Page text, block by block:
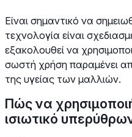
Είναι σημαντικό να
τεχνολογία είναι
εξακολουθεί να
σωστή χρήση παραμένει
της υγείας των μαλλιών.
Πώς να
ισιωτικό